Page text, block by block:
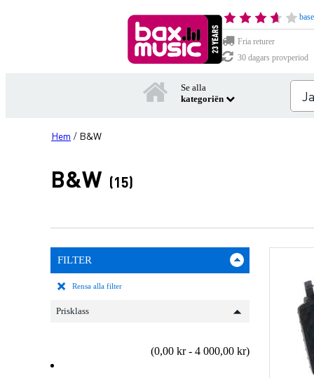
Fria returer
30 dagars provperiod
Se alla
kategoriën
Hem / B&W
B&W (15)
FILTER
Rensa alla filter
Prisklass
(0,00 kr - 4 000,00 kr)